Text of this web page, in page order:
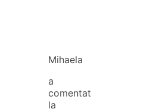
Mihaela
a
comentat
la